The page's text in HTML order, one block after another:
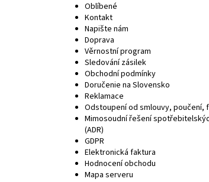
Oblíbené
Kontakt
Napište nám
Doprava
Věrnostní program
Sledování zásilek
Obchodní podmínky
Doručenie na Slovensko
Reklamace
Odstoupení od smlouvy, poučení,
Mimosoudní řešení
(ADR)
GDPR
Elektronická faktura
Hodnocení obchodu
Mapa serveru